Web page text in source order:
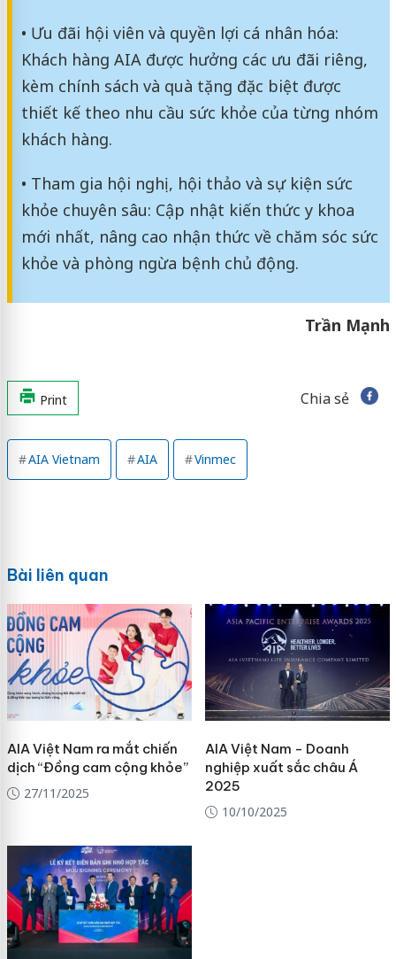
• Ưu đãi hội viên và quyền lợi cá nhân hóa:
Khách hàng AIA được hưởng các ưu đãi riêng,
kèm chính sách và quà tặng đặc biệt được
thiết kế theo nhu cầu sức khỏe của từng nhóm
khách hàng.
• Tham gia hội nghị, hội thảo và sự kiện sức
khỏe chuyên sâu: Cập nhật kiến thức y khoa
mới nhất, nâng cao nhận thức về chăm sóc sức
khỏe và phòng ngừa bệnh chủ động.
Trần Mạnh
Print Chia sẻ
AIA Vietnam AIA Vinmec
Bài liên quan
AIA Việt Nam ra mắt chiến
dịch “Đồng cam cộng khỏe”
27/11/2025
AIA Việt Nam - Doanh
nghiệp xuất sắc châu Á
2025
10/10/2025